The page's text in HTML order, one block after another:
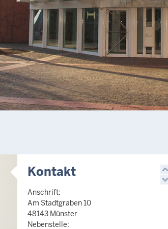
Kontakt
Anschrift:
Am Stadtgraben 10
48143 Münster
Nebenstelle: